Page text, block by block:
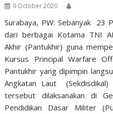
9 October 2020
Surabaya, PW: Sebanyak 23
dari berbagai Kotama TNI
Akhir (Pantukhir) guna
Kursus Principal Warfare
Pantukhir yang dipimpin
Angkatan Laut
tersebut dilaksanakan di
Pendidikan Dasar Militer